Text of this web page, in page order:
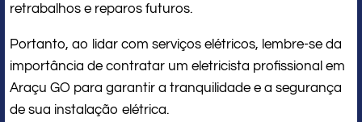
retrabalhos e reparos futuros.
Portanto, ao lidar com serviços elétricos, lembre-se da
importância de contratar um eletricista profissional em
Araçu GO para garantir a tranquilidade e a segurança
de sua instalação elétrica.